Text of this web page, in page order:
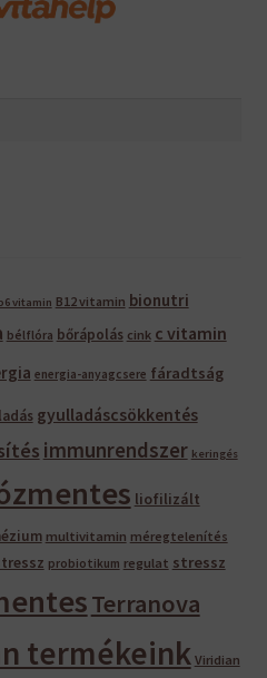
vitamin B12 vitamin bionutri
bélflóra bőrápolás cink c vitamin
energia-anyagcsere fáradtság
gyulladáscsökkentés
immunrendszer keringés
liofilizált
multivitamin méregtelenítés
probiotikum regulat stressz
Terranova
termékeink Viridian